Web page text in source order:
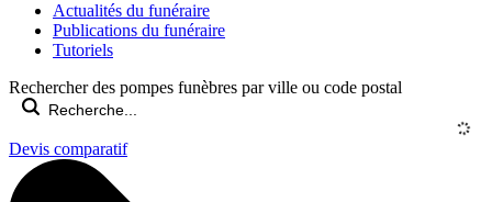
Actualités du funéraire
Publications du funéraire
Tutoriels
Rechercher des pompes funèbres par ville ou code postal
Devis comparatif